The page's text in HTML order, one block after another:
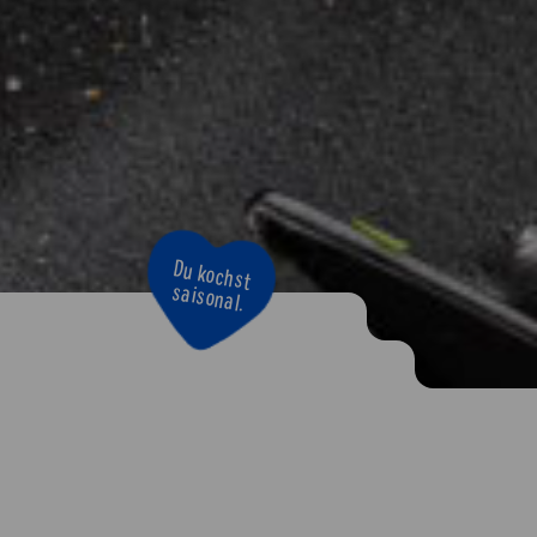
Bravo!